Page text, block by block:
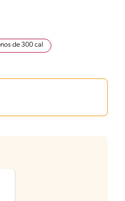
de 300 cal